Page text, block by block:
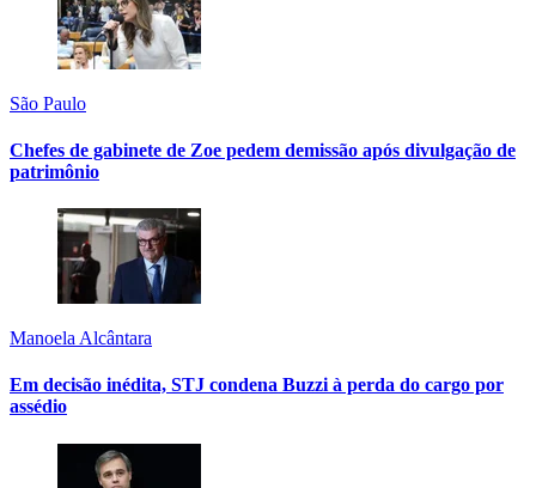
São Paulo
Chefes de gabinete de Zoe pedem demissão após divulgação de
patrimônio
Manoela Alcântara
Em decisão inédita, STJ condena Buzzi à perda do cargo por
assédio